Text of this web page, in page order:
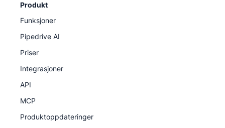
ut dette
obligatoriske felt
Når du er godkjent, går du til partnerens
dashbord og begynner å henvise kundene dine
til Pipedrive gjennom den unike
Begynn å generere klikk, registreringer og
betalte kunder
Produkt
Funksjoner
Pipedrive AI
Priser
Integrasjoner
API
MCP
Produktoppdateringer